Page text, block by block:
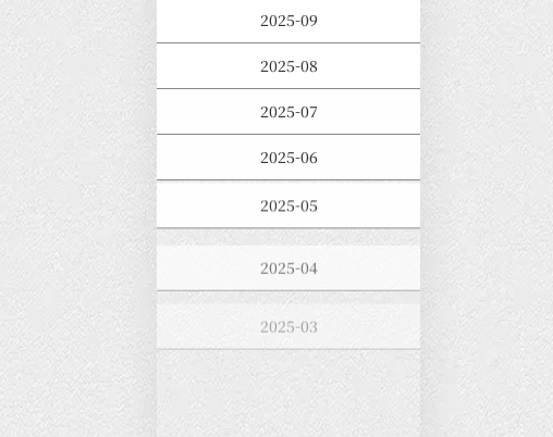
2025-09
2025-08
2025-07
2025-06
2025-05
2025-04
2025-03
2025-02